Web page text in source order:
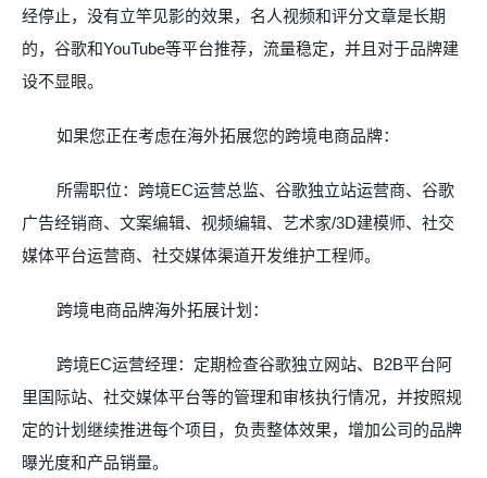
经停止，没有立竿见影的效果，名人视频和评分文章是长期
的，谷歌和YouTube等平台推荐，流量稳定，并且对于品牌建
设不显眼。
如果您正在考虑在海外拓展您的跨境电商品牌：
所需职位：跨境EC运营总监、谷歌独立站运营商、谷歌
广告经销商、文案编辑、视频编辑、艺术家/3D建模师、社交
媒体平台运营商、社交媒体渠道开发维护工程师。
跨境电商品牌海外拓展计划：
跨境EC运营经理：定期检查谷歌独立网站、 B2B平台阿
里国际站、社交媒体平台等的管理和审核执行情况，并按照规
定的计划继续推进每个项目，负责整体效果，增加公司的品牌
曝光度和产品销量。